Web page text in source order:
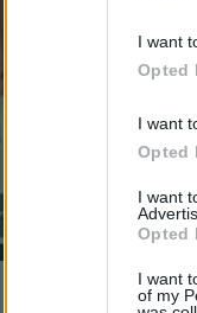
I want
Opted
I want
Opted
I want
Opted
I want
of my
a műtét után az